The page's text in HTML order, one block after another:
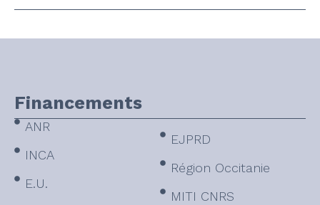
Financements
ANR
INCA
E.U.
EJPRD
Région Occitanie
MITI CNRS